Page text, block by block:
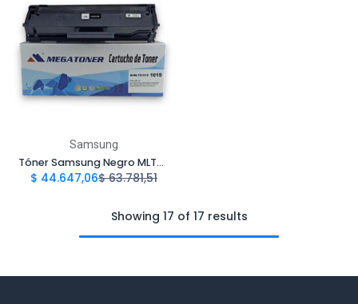
Samsung
Tóner Samsung Negro MLTD101S Compatible con ML-2160, ML-2165, SCX-3405 | Megatoner
$ 44.647,06$63.781,51
Showing 17 of 17 results